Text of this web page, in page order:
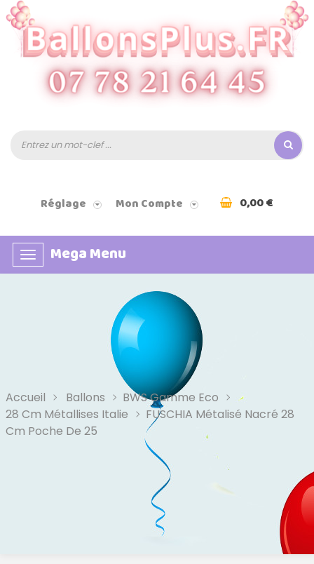
Réglage Mon Compte 0,00 €
Basculer
la
Mega Menu
Accueil Ballons
BWS Gamme Eco
28 Cm Métallises Italie
FUSCHIA Métalisé Nacré 28
Cm Poche De 25